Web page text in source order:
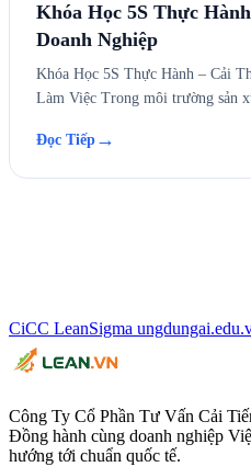
Khóa Học 5S Thực
Doanh Nghiệp
Khóa Học 5S Thực Hành – Cải
Làm Việc Trong môi trường sản
Đọc Tiếp →
CiCC LeanSigma ungdungai.
Công Ty Cổ Phần Tư Vấn Cải
Đồng hành cùng doanh nghiệp
hướng tới chuẩn quốc tế.